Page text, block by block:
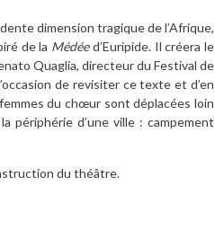
dimension tragique de l’Afrique,
de la Médéed’Euripide. Il créera le
Quaglia, directeur du Festival de
de revisiter ce texte et d’en
du chœur sont déplacées loin
périphérie d’une ville : campement
du théâtre.